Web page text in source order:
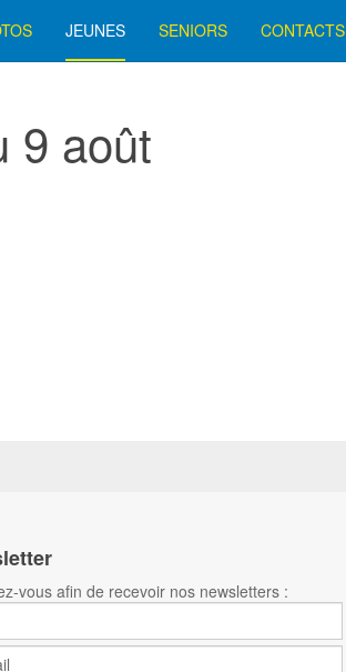
JEUNES SENIORS CONTACTS
9 août
vous afin de recevoir nos newsletters :